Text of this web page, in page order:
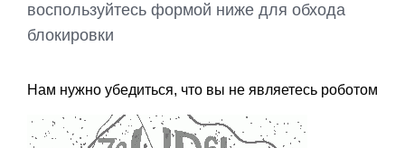
воспользуйтесь формой ниже для обхода
блокировки
Нам нужно убедиться, что вы не являетесь роботом